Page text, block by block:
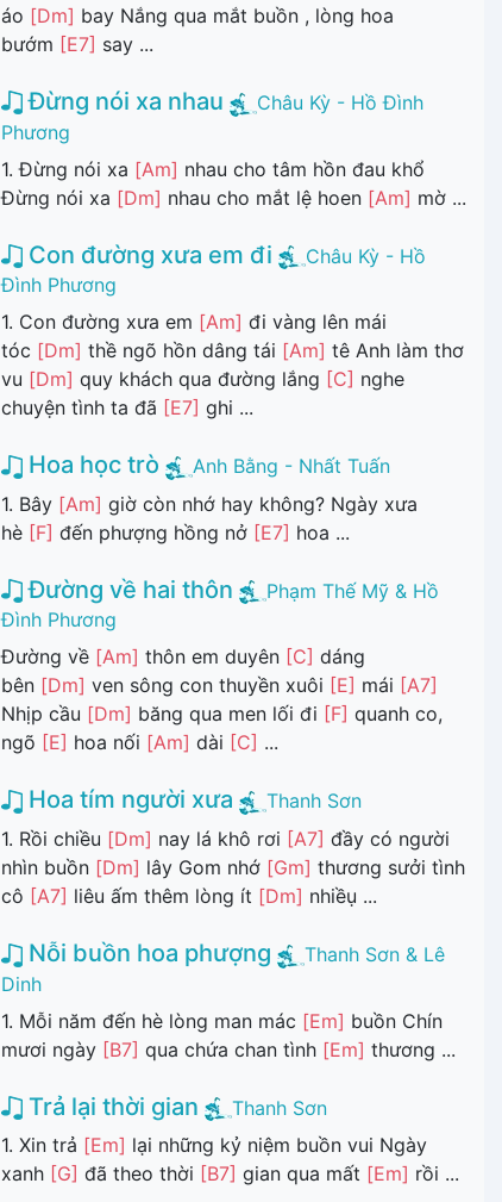
áo [Dm] bay Nắng qua mắt buồn , lòng hoa
bướm [E7] say ...
Đừng nói xa nhau
Châu Kỳ - Hồ Đình
Phương
1. Đừng nói xa [Am] nhau cho tâm hồn đau khổ
Đừng nói xa [Dm] nhau cho mắt lệ hoen [Am] mờ ...
Con đường xưa em đi
Châu Kỳ - Hồ
Đình Phương
1. Con đường xưa em [Am] đi vàng lên mái
tóc [Dm] thề ngõ hồn dâng tái [Am] tê Anh làm thơ
vu [Dm] quy khách qua đường lắng [C] nghe
chuyện tình ta đã [E7] ghi ...
Hoa học trò
Anh Bằng - Nhất Tuấn
1. Bây [Am] giờ còn nhớ hay không? Ngày xưa
hè [F] đến phượng hồng nở [E7] hoa ...
Đường về hai thôn
Phạm Thế Mỹ & Hồ
Đình Phương
Đường về [Am] thôn em duyên [C] dáng
bên [Dm] ven sông con thuyền xuôi [E] mái [A7]
Nhịp cầu [Dm] băng qua men lối đi [F] quanh co,
ngõ [E] hoa nối [Am] dài [C] ...
Hoa tím người xưa
Thanh Sơn
1. Rồi chiều [Dm] nay lá khô rơi [A7] đầy có người
nhìn buồn [Dm] lây Gom nhớ [Gm] thương sưởi tình
cô [A7] liêu ấm thêm lòng ít [Dm] nhiềụ ...
Nỗi buồn hoa phượng
Thanh Sơn & Lê
Dinh
1. Mỗi năm đến hè lòng man mác [Em] buồn Chín
mươi ngày [B7] qua chứa chan tình [Em] thương ...
Trả lại thời gian
Thanh Sơn
1. Xin trả [Em] lại những kỷ niệm buồn vui Ngày
xanh [G] đã theo thời [B7] gian qua mất [Em] rồi ...